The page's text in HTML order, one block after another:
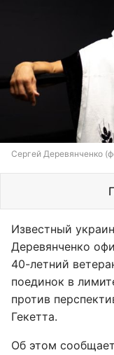
Сергей Деревянченко
Известный
Деревянченко
40-летний
поединок в
против
Гекетта.
Об этом сообщает